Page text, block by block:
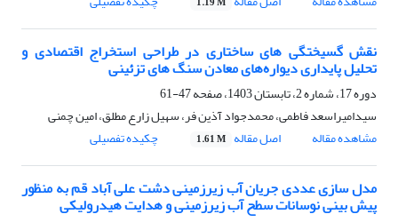
نقش گسیختگی های ساختاری در طراحی استخراج اقتصادی و
تحلیل پایداری دیواره‌های معادن سنگ های تزئینی
دوره 17، شماره 2، تابستان 1403، صفحه
47-61
سیدامیراسعد فاطمی، محمدجواد آذین فر، سهیل زارع مطلق، امین چمنی
مشاهده مقاله
اصل مقاله 1.61 M چکیده تفصیلی
مدل سازی عددی جریان آب زیرزمینی دشت علی آباد قم به منظور
پیش بینی نوسانات سطح آب زیرزمینی و هدایت هیدرولیکی